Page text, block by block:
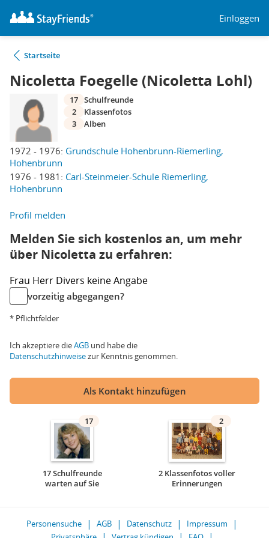
Einloggen
Startseite
Nicoletta Foegelle (Nicoletta Lohl)
1972 - 1976: Grundschule Hohenbrunn-Riemerling,
Hohenbrunn
1976 - 1981: Carl-Steinmeier-Schule Riemerling,
Hohenbrunn
17 Schulfreunde
2
Klassenfotos
3
Alben
Profil melden
Melden Sie sich kostenlos an, um mehr
über Nicoletta zu erfahren:
Frau Herr Divers keine Angabe
vorzeitig abgegangen?
* Pflichtfelder
Ich akzeptiere dieAGB und habe die
Datenschutzhinweisezur Kenntnis genommen.
Als Kontakt hinzufügen
17
17 Schulfreunde
warten auf Sie
2
2 Klassenfotos voller
Erinnerungen
Personensuche AGB Datenschutz
Impressum